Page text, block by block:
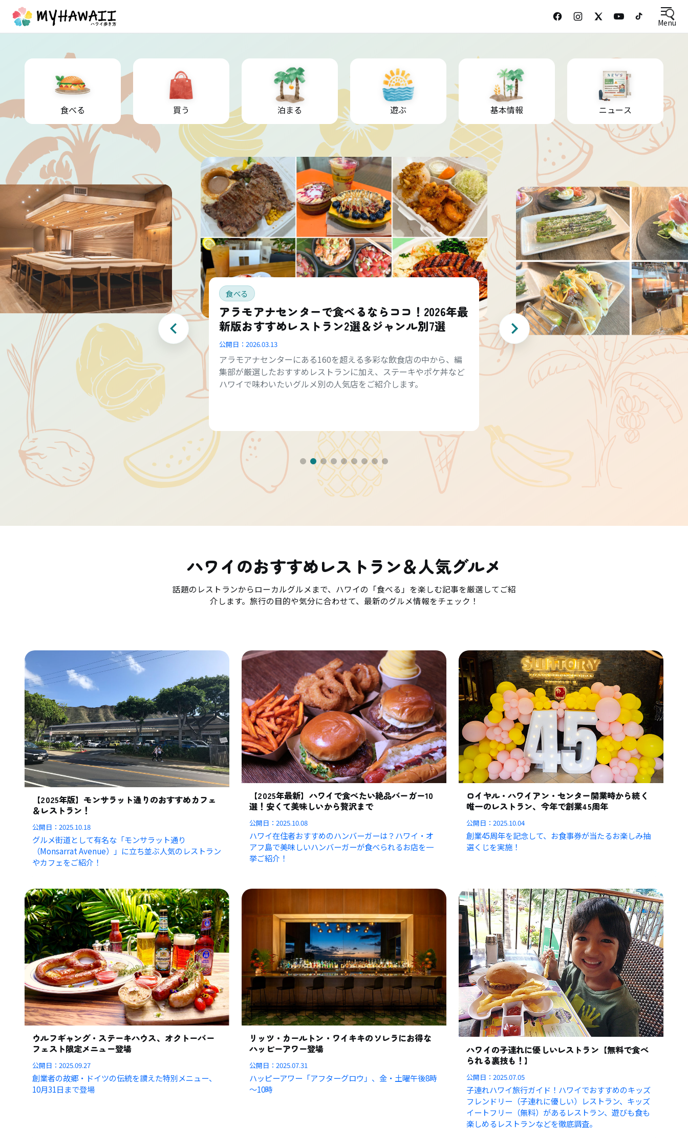
Menu
食べる 買う 泊まる 遊ぶ 基本情報 ニュース
食べる
アラモアナセンターで食べるならココ！2026年最
新版おすすめレストラン2選＆ジャンル別7選
公開日： 2026.03.13
アラモアナセンターにある160を超える多彩な飲食店の中から、編
集部が厳選したおすすめレストランに加え、ステーキやポケ丼など
ハワイで味わいたいグルメ別の人気店をご紹介します。
ハワイのおすすめレストラン＆人気グルメ
話題のレストランからローカルグルメまで、ハワイの「食べる」を楽しむ記事を厳選してご紹
介します。旅行の目的や気分に合わせて、最新のグルメ情報をチェック！
【2025年版】モンサラット通りのおすすめカフェ
＆レストラン！
公開日：2025.10.18
グルメ街道として有名な「モンサラット通り
（Monsarrat Avenue）」に立ち並ぶ人気のレストラン
やカフェをご紹介！
【2025年最新】ハワイで食べたい絶品バーガー10
選！安くて美味しいから贅沢まで
公開日：2025.10.08
ハワイ在住者おすすめのハンバーガーは？ハワイ・オ
アフ島で美味しいハンバーガーが食べられるお店を一
挙ご紹介！
ロイヤル・ハワイアン・センター開業時から続く
唯一のレストラン、今年で創業45周年
公開日：2025.10.04
創業45周年を記念して、お食事券が当たるお楽しみ抽
選くじを実施！
ウルフギャング・ステーキハウス、オクトーバー
フェスト限定メニュー登場
公開日：2025.09.27
創業者の故郷・ドイツの伝統を讃えた特別メニュー、
10月31日まで登場
リッツ・カールトン・ワイキキのソレラにお得な
ハッピーアワー登場
公開日：2025.07.31
ハッピーアワー「アフターグロウ」、金・土曜午後8時
～10時
ハワイの子連れに優しいレストラン【無料で食べ
られる裏技も！】
公開日：2025.07.05
子連れハワイ旅行ガイド！ハワイでおすすめのキッズ
フレンドリー（子連れに優しい）レストラン、キッズ
イートフリー（無料）があるレストラン、遊びも食も
楽しめるレストランなどを徹底調査。